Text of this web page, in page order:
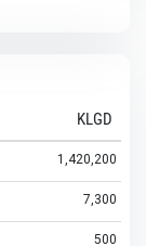
KLGD
1,420,200
7,300
500